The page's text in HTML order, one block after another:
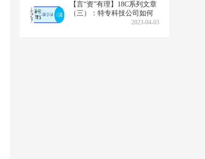
【言“资”有理】18C系列文章
（三）：特专科技公司如何
2023-04-03